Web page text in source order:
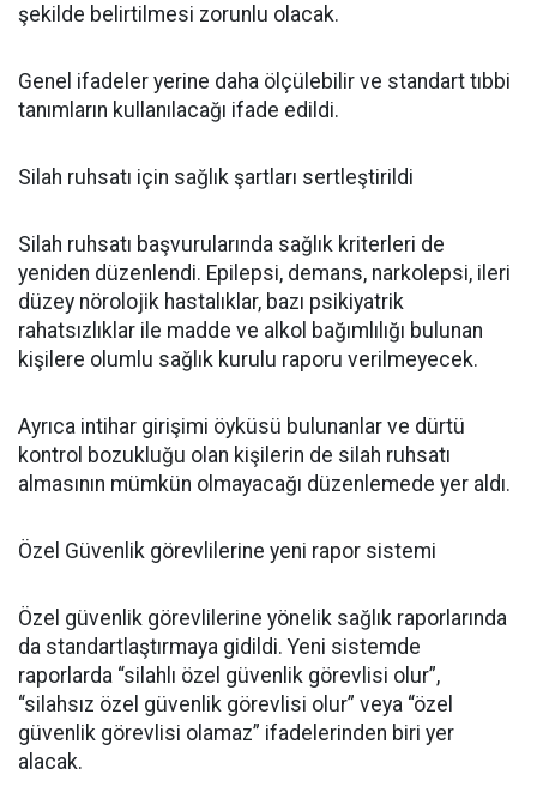
şekilde belirtilmesi zorunlu olacak.
Genel ifadeler yerine daha ölçülebilir ve standart tıbbi
tanımların kullanılacağı ifade edildi.
Silah ruhsatı için sağlık şartları sertleştirildi
Silah ruhsatı başvurularında sağlık kriterleri de
yeniden düzenlendi. Epilepsi, demans, narkolepsi, ileri
düzey nörolojik hastalıklar, bazı psikiyatrik
rahatsızlıklar ile madde ve alkol bağımlılığı bulunan
kişilere olumlu sağlık kurulu raporu verilmeyecek.
Ayrıca intihar girişimi öyküsü bulunanlar ve dürtü
kontrol bozukluğu olan kişilerin de silah ruhsatı
almasının mümkün olmayacağı düzenlemede yer aldı.
Özel Güvenlik görevlilerine yeni rapor sistemi
Özel güvenlik görevlilerine yönelik sağlık raporlarında
da standartlaştırmaya gidildi. Yeni sistemde
raporlarda “silahlı özel güvenlik görevlisi olur”,
“silahsız özel güvenlik görevlisi olur” veya “özel
güvenlik görevlisi olamaz” ifadelerinden biri yer
alacak.